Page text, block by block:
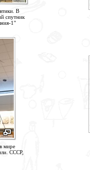
В
спутник
1"
мире
СССР,